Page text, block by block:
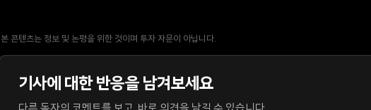
본 콘텐츠는 정보 및 논평을 위한 것이며 투자 자문이 아닙니다.
기사에 대한 반응을 남겨보세요